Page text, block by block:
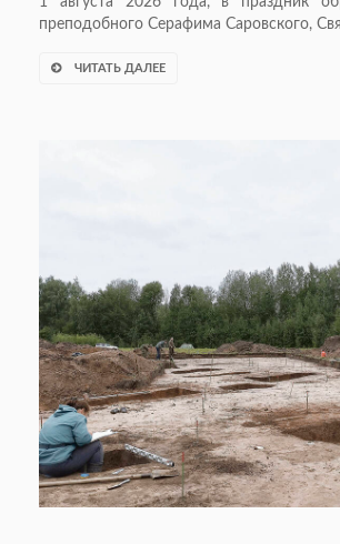
преподобного Серафима Саровского,
ЧИТАТЬ ДАЛЕЕ